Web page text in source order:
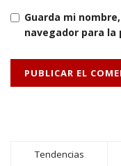
Guarda mi
navegador para la
Tendencias